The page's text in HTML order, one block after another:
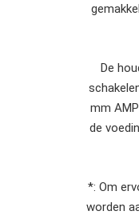
De
mm
de
*: Om
worden